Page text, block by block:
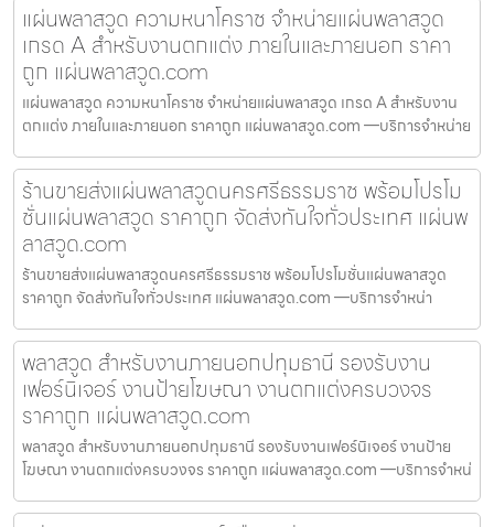
แผ่นพลาสวูด ความหนาโคราช จำหน่ายแผ่นพลาสวูด
เกรด A สำหรับงานตกแต่ง ภายในและภายนอก ราคา
ถูก แผ่นพลาสวูด.com
แผ่นพลาสวูด ความหนาโคราช จำหน่ายแผ่นพลาสวูด เกรด A สำหรับงาน
ตกแต่ง ภายในและภายนอก ราคาถูก แผ่นพลาสวูด.com —บริการจำหน่าย
ร้านขายส่งแผ่นพลาสวูดนครศรีธรรมราช พร้อมโปรโม
ชั่นแผ่นพลาสวูด ราคาถูก จัดส่งทันใจทั่วประเทศ แผ่นพ
ลาสวูด.com
ร้านขายส่งแผ่นพลาสวูดนครศรีธรรมราช พร้อมโปรโมชั่นแผ่นพลาสวูด
ราคาถูก จัดส่งทันใจทั่วประเทศ แผ่นพลาสวูด.com —บริการจำหน่า
พลาสวูด สำหรับงานภายนอกปทุมธานี รองรับงาน
เฟอร์นิเจอร์ งานป้ายโฆษณา งานตกแต่งครบวงจร
ราคาถูก แผ่นพลาสวูด.com
พลาสวูด สำหรับงานภายนอกปทุมธานี รองรับงานเฟอร์นิเจอร์ งานป้าย
โฆษณา งานตกแต่งครบวงจร ราคาถูก แผ่นพลาสวูด.com —บริการจำหน่